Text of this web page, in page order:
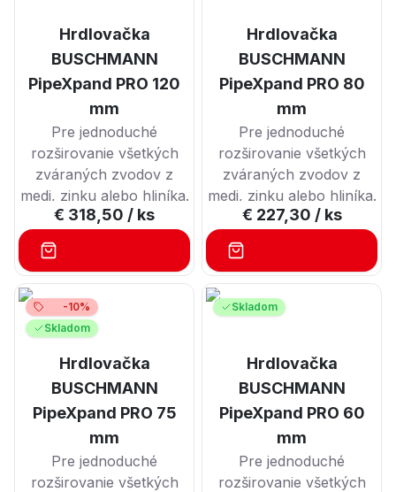
sadrokartón), vešiaky
atď. Lepidlo vytvrdzuje
pôsobením vzdušnej
montážnou pištoľou.
štrukturálne stopy na
rúrach
Hrdlovačka
BUSCHMANN
PipeXpand PRO 120
mm
Pre jednoduché
rozširovanie všetkých
zváraných zvodov z
medi, zinku alebo hliníka.
Rôzne geometrie
valčekov zaisťujú plynulý
proces zasúvania a
vysúvania
(NEVYŽADUJE veľkú
námahu)
štrukturálne stopy na
rúrach
€ 318,50 / ks
Hrdlovačka
BUSCHMANN
PipeXpand PRO 80
mm
Pre jednoduché
rozširovanie všetkých
zváraných zvodov z
medi, zinku alebo hliníka.
Rôzne geometrie
valčekov zaisťujú plynulý
proces zasúvania a
vysúvania
(NEVYŽADUJE veľkú
štrukturálne stopy na
rúrach
€ 227,30 / ks
Skladom
-10%
Hrdlovačka
BUSCHMANN
PipeXpand PRO 75
mm
Pre jednoduché
rozširovanie všetkých
Skladom
Hrdlovačka
BUSCHMANN
PipeXpand PRO 60
mm
Pre jednoduché
rozširovanie všetkých